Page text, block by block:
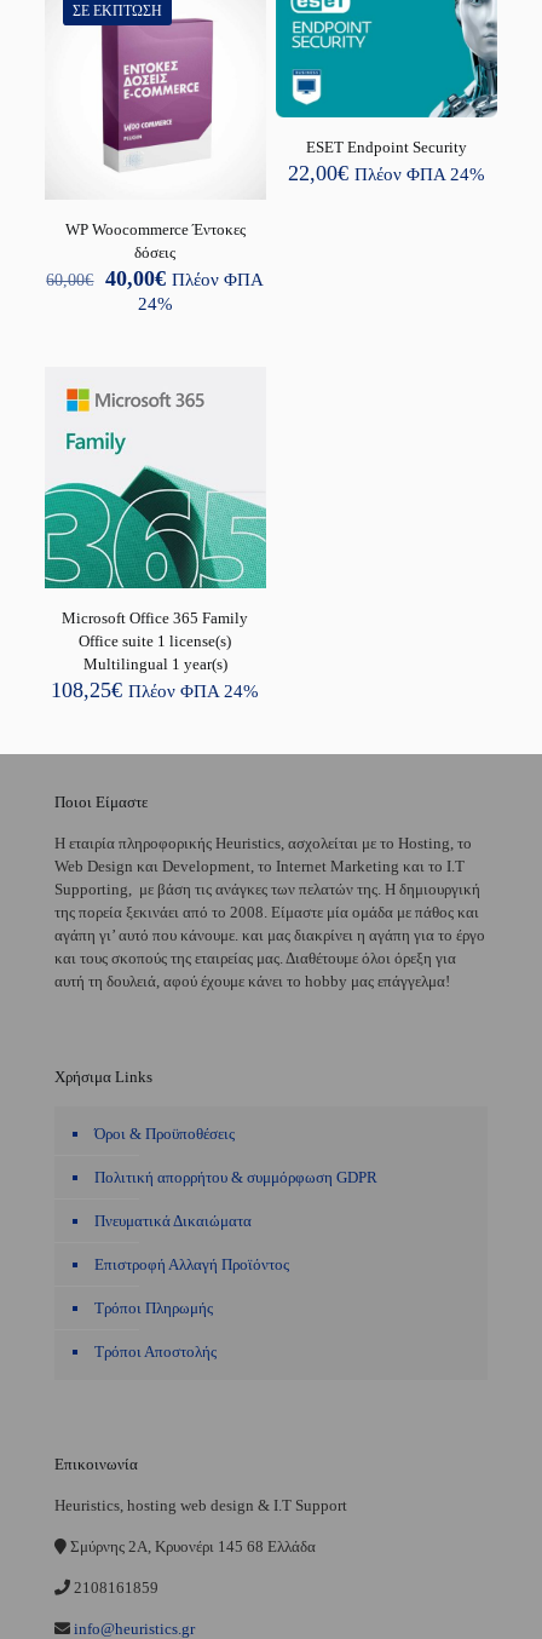
ΣΕ ΈΚΠΤΩΣΗ
WP Woocommerce Έντοκες
δόσεις
60,00€ Original
price
40,00€Η
τρέχουσα
Πλέον ΦΠΑ
24%
ESET Endpoint Security
22,00€ Πλέον ΦΠΑ 24%
Microsoft Office 365 Family
Office suite 1 license(s)
Multilingual 1 year(s)
108,25€ Πλέον ΦΠΑ 24%
Ποιοι Είμαστε
H εταιρία πληροφορικής Heuristics, ασχολείται με το Hosting, το
Web Design και Development, το Internet Marketing και το I.T
Supporting, με βάση τις ανάγκες των πελατών της. Η δημιουργική
της πορεία ξεκινάει από το 2008. Είμαστε μία ομάδα με πάθος και
αγάπη γι’ αυτό που κάνουμε. και μας διακρίνει η αγάπη για το έργο
και τους σκοπούς της εταιρείας μας. Διαθέτουμε όλοι όρεξη για
αυτή τη δουλειά, αφού έχουμε κάνει το hobby μας επάγγελμα!
Χρήσιμα Links
Όροι & Προϋποθέσεις
Πολιτική απορρήτου & συμμόρφωση GDPR
Πνευματικά Δικαιώματα
Επιστροφή Αλλαγή Προϊόντος
Τρόποι Πληρωμής
Τρόποι Αποστολής
Επικοινωνία
Heuristics, hosting web design & I.T Support
Σμύρνης 2A, Κρυονέρι 145 68 Ελλάδα
2108161859
info@heuristics.gr